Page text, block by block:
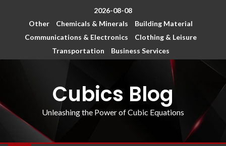
2026-08-08
Other
Chemicals & Minerals
Building Material
Communications & Electronics
Clothing & Leisure
Transportation
Business Services
Cubics Blog
Unleashing the Power of Cubic Equations